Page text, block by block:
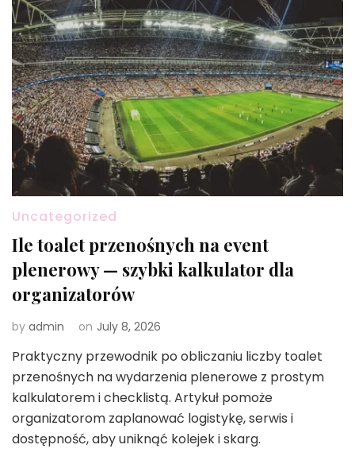
Uncategorized
Ile toalet przenośnych na event
plenerowy — szybki kalkulator dla
organizatorów
by admin on July 8, 2026
Praktyczny przewodnik po obliczaniu liczby toalet
przenośnych na wydarzenia plenerowe z prostym
kalkulatorem i checklistą. Artykuł pomoże
organizatorom zaplanować logistykę, serwis i
dostępność, aby uniknąć kolejek i skarg.